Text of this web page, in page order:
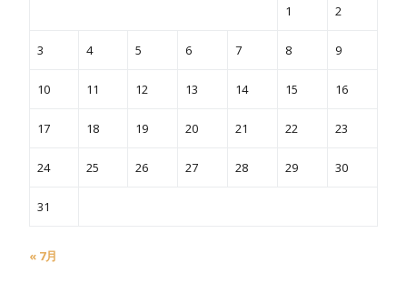
1 2
3 4 5 6 7 8 9
10 11 12 13 14 15 16
17 18 19 20 21 22 23
24 25 26 27 28 29 30
31
« 7月